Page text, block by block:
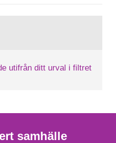
kärntekniklagen.
utifrån ditt urval i filtret
samhälle